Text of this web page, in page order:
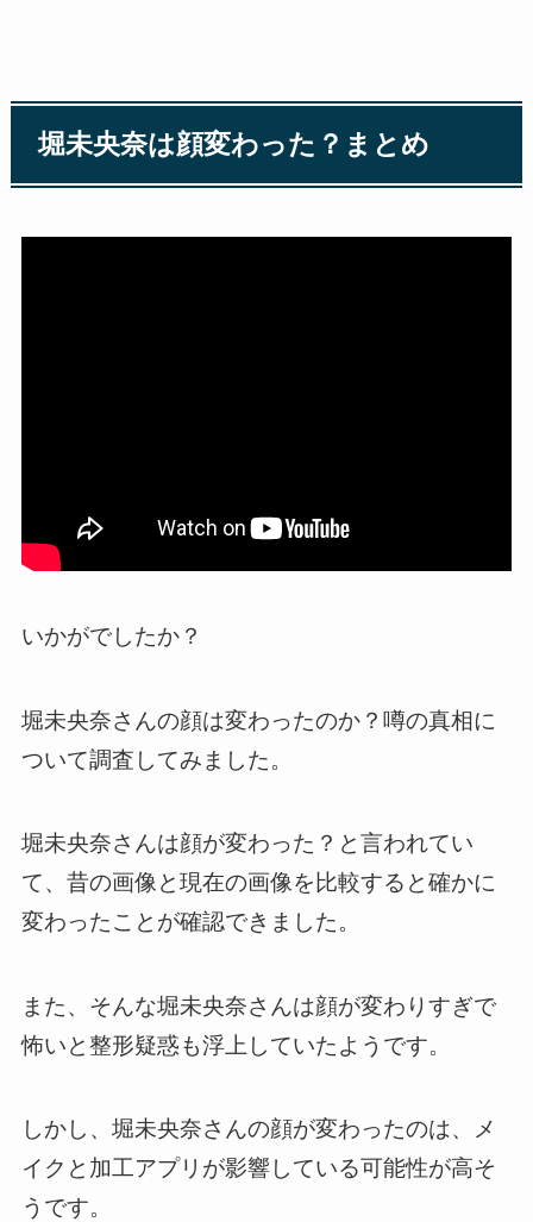
堀未央奈は顔変わった？まとめ
いかがでしたか？
堀未央奈さんの顔は変わったのか？噂の真相に
ついて調査してみました。
堀未央奈さんは顔が変わった？と言われてい
て、昔の画像と現在の画像を比較すると確かに
変わったことが確認できました。
また、そんな堀未央奈さんは顔が変わりすぎで
怖いと整形疑惑も浮上していたようです。
しかし、堀未央奈さんの顔が変わったのは、メ
イクと加工アプリが影響している可能性が高そ
うです。